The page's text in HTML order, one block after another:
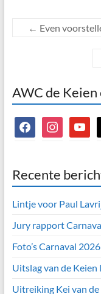
← Even
AWC de Keien
facebookinstagram
Recente
Lintje voor Paul
Jury rapport
Foto’s Carnaval 2026
Uitslag van de
Uitreiking Kei van